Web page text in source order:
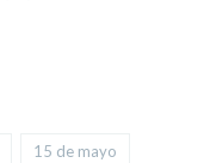
15 de mayo